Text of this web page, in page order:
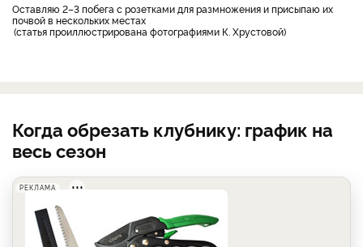
Оставляю 2–3 побега с розетками для размножения и присыпаю их
почвой в нескольких местах
статья проиллюстрирована фотографиями К. Хрустовой
Когда обрезать клубнику: график на
весь сезон
РЕКЛАМА